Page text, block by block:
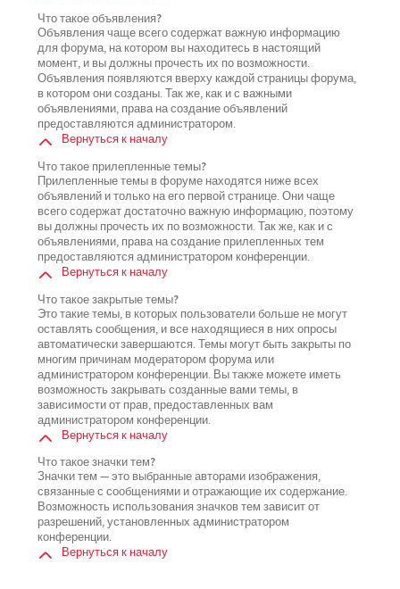
Что такое объявления?
Объявления чаще всего содержат важную информацию
для форума, на котором вы находитесь в настоящий
момент, и вы должны прочесть их по возможности.
Объявления появляются вверху каждой страницы форума,
в котором они созданы. Так же, как и с важными
объявлениями, права на создание объявлений
предоставляются администратором.
Вернуться к началу
Что такое прилепленные темы?
Прилепленные темы в форуме находятся ниже всех
объявлений и только на его первой странице. Они чаще
всего содержат достаточно важную информацию, поэтому
вы должны прочесть их по возможности. Так же, как и с
объявлениями, права на создание прилепленных тем
предоставляются администратором конференции.
Вернуться к началу
Что такое закрытые темы?
Это такие темы, в которых пользователи больше не могут
оставлять сообщения, и все находящиеся в них опросы
автоматически завершаются. Темы могут быть закрыты по
многим причинам модератором форума или
администратором конференции. Вы также можете иметь
возможность закрывать созданные вами темы, в
зависимости от прав, предоставленных вам
администратором конференции.
Вернуться к началу
Что такое значки тем?
Значки тем — это выбранные авторами изображения,
связанные с сообщениями и отражающие их содержание.
Возможность использования значков тем зависит от
разрешений, установленных администратором
конференции.
Вернуться к началу